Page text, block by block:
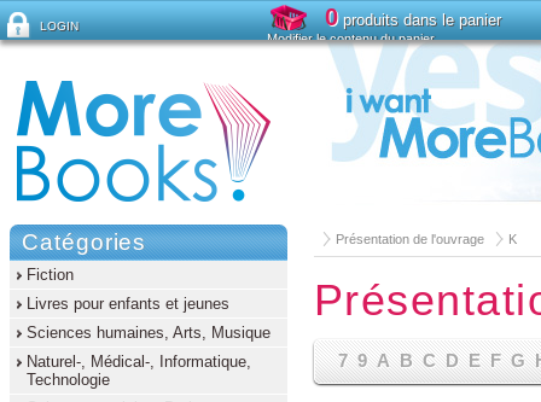
Présentation de l'ouvrage K
7 9 A B C D E F G
Catégories
Fiction
Livres pour enfants et jeunes
Sciences humaines, Arts, Musique
Naturel-, Médical-, Informatique,
Technologie
LOGIN
Mot de passe oublié ?
0produits dans le panier
Modifier le contenu du panier